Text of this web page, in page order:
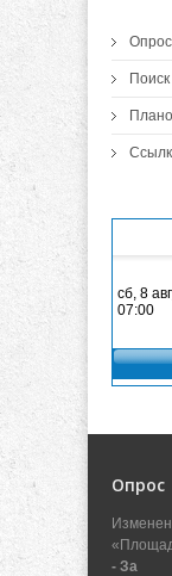
Опрос
- За